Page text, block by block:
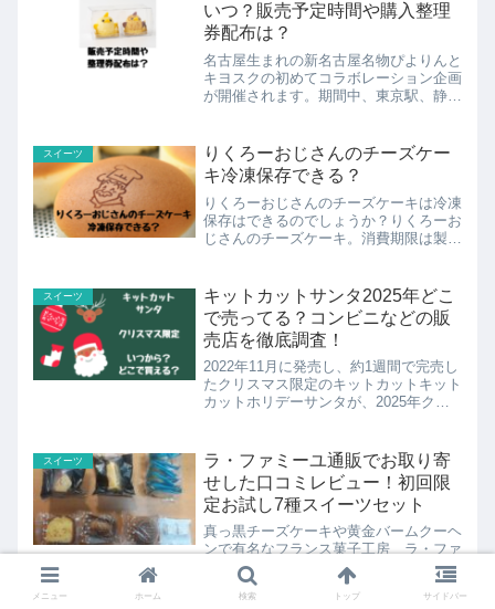
いつ？販売予定時間や購入整理
券配布は？
名古屋生まれの新名古屋名物ぴよりんと
キヨスクの初めてコラボレーション企画
が開催されます。期間中、東京駅、静岡
セットを、ぴよりんの出身地の名古屋か
ら新幹線で運び、一部の店...
スイーツ
りくろーおじさんのチーズケー
キ冷凍保存できる？
りくろーおじさんのチーズケーキは冷凍
保存はできるのでしょうか？りくろーお
じさんのチーズケーキ。消費期限は製造
食べれない時は冷凍保存しています。た
だ、保存料無添加なので、...
スイーツ
キットカットサンタ2025年どこ
で売ってる？コンビニなどの販
売店を徹底調査！
2022年11月に発売し、約1週間で完売し
たクリスマス限定のキットカットキット
カットホリデーサンタが、2025年クリ
ットカットとは形状が異なるサンタ型が
特徴です。キット...
スイーツ
ラ・ファミーユ通販でお取り寄
せした口コミレビュー！初回限
定お試し7種スイーツセット
真っ黒チーズケーキや黄金バームクーヘ
ンで有名なフランス菓子工房 ラ・ファ
ミーユさん。初回限定・お試し7種スイ
ーツセット（このセットご注文が初めて
の方限定）（お1人様1回限り3セットま
メニュー ホーム 検索 トップ サイドバー